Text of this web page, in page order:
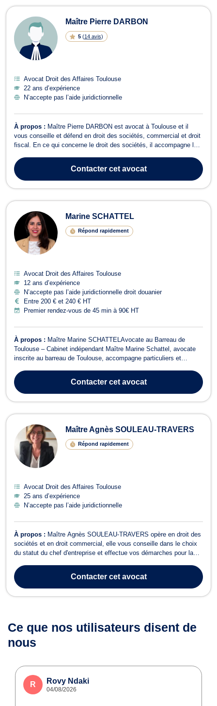
Maître Pierre DARBON
5 (14 avis)
Avocat Droit des Affaires Toulouse
22 ans d’expérience
N’accepte pas l’aide juridictionnelle
À propos : Maître Pierre DARBON est avocat à Toulouse et il
vous conseille et défend en droit des sociétés, commercial et droit
fiscal. En ce qui concerne le droit des sociétés, il accompagne les
leur fonctionnement et leur dissolution. Il se charge de la rédaction
des...
Contactercet avocat
Marine SCHATTEL
Répond rapidement
Avocat Droit des Affaires Toulouse
12 ans d’expérience
N’accepte pas l’aide juridictionnelle droit douanier
Entre 200 € et 240 € HT
Premier rendez-vous de 45 min à 90€ HT
À propos : Maître Marine SCHATTELAvocate au Barreau de
Toulouse – Cabinet indépendant Maître Marine Schattel, avocate
inscrite au barreau de Toulouse, accompagne particuliers et
intervient principalement en droit bancaire et boursier, droit
immobilier, droit de la réparat...
Contactercet avocat
Maître Agnès SOULEAU-TRAVERS
Répond rapidement
Avocat Droit des Affaires Toulouse
25 ans d’expérience
N’accepte pas l’aide juridictionnelle
À propos : Maître Agnès SOULEAU-TRAVERS opère en droit des
sociétés et en droit commercial, elle vous conseille dans le choix
du statut du chef d'entreprise et effectue vos démarches pour la
(AG…), réalise les augmentations et réductions du capital ainsi
que toute opérat...
Contactercet avocat
Ce que nos utilisateurs disent de
nous
R Rovy Ndaki
04/08/2026